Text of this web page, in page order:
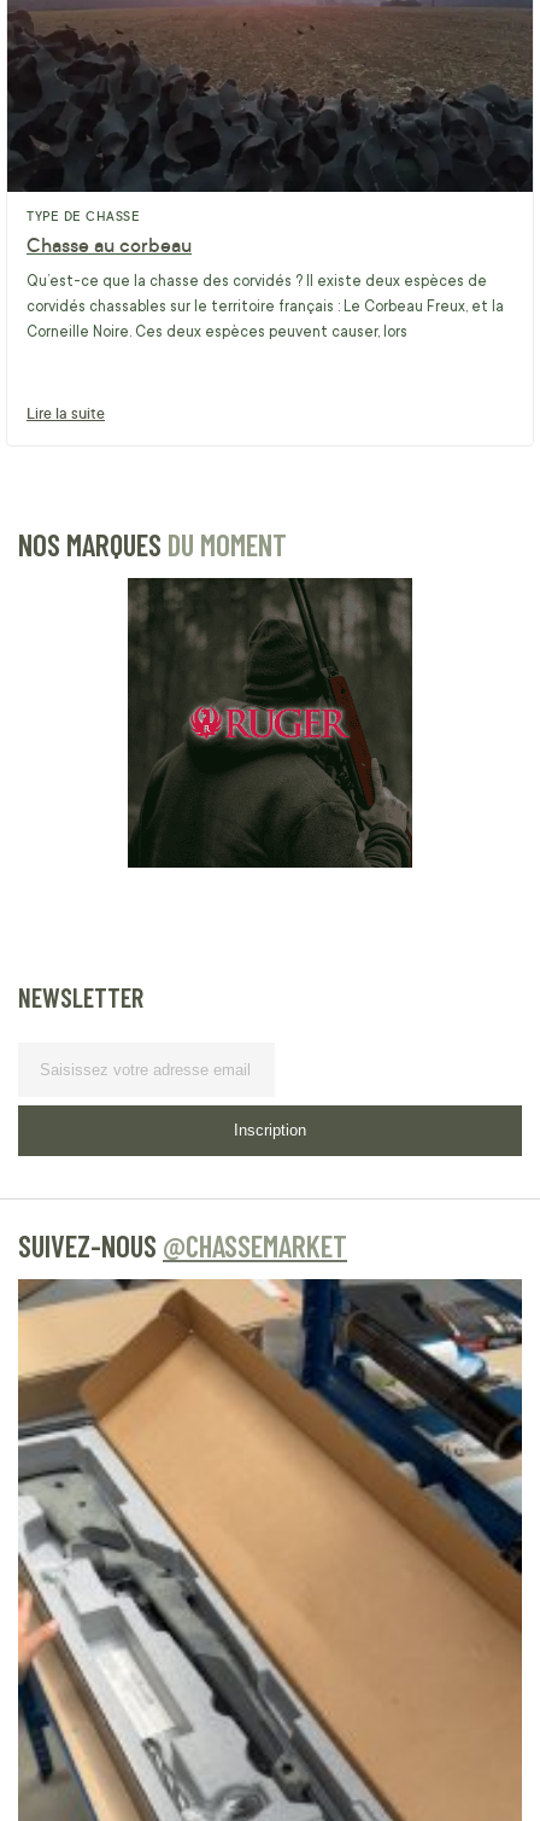
TYPE DE CHASSE
Chasse au corbeau
Qu’est-ce que la chasse des corvidés ? Il existe deux espèces de
corvidés chassables sur le territoire français : Le Corbeau Freux, et la
Corneille Noire. Ces deux espèces peuvent causer, lors
Lire la suite
NOS MARQUES DU MOMENT
NEWSLETTER
Inscription
SUIVEZ-NOUS @CHASSEMARKET